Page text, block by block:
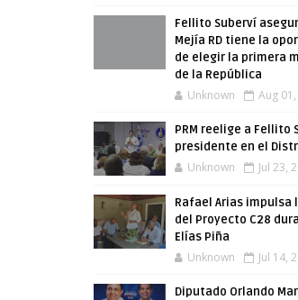
Fellito Suberví
Mejía RD tiene la
de elegir la primera
de la República
Unknown Aug
PRM reelige a Fellito
presidente en el
Unknown Jul 23,
Rafael Arias impulsa
del Proyecto C28
Elías Piña
Unknown Jul 14,
Diputado Orlando